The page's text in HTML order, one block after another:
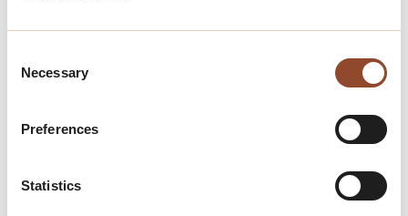
Selection
Necessary
Preferences
Statistics
communicatie om een goede samenwerking te